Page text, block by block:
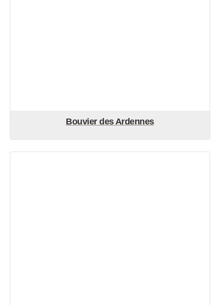
Bouvier des Ardennes